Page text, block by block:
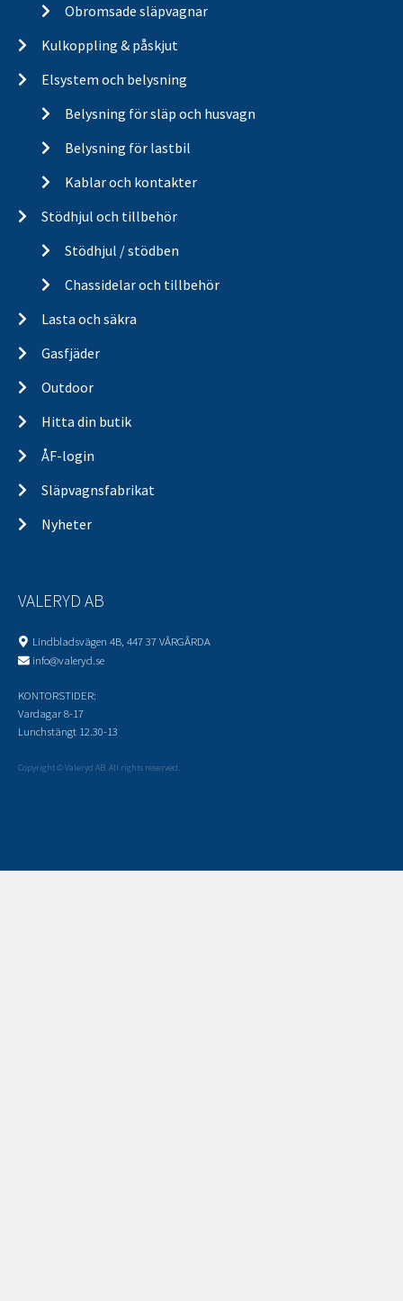
Obromsade släpvagnar
Kulkoppling & påskjut
Elsystem och belysning
Belysning för släp och husvagn
Belysning för lastbil
Kablar och kontakter
Stödhjul och tillbehör
Stödhjul / stödben
Chassidelar och tillbehör
Lasta och säkra
Gasfjäder
Outdoor
Hitta din butik
ÅF-login
Släpvagnsfabrikat
Nyheter
VALERYD AB
Lindbladsvägen 4B, 447 37 VÅRGÅRDA
info@valeryd.se
KONTORSTIDER:
Vardagar 8-17
Lunchstängt 12.30-13
Copyright © Valeryd AB. All rights reserved.